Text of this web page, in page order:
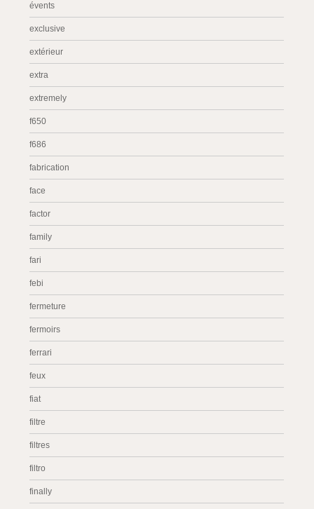
évents
exclusive
extérieur
extra
extremely
f650
f686
fabrication
face
factor
family
fari
febi
fermeture
fermoirs
ferrari
feux
fiat
filtre
filtres
filtro
finally